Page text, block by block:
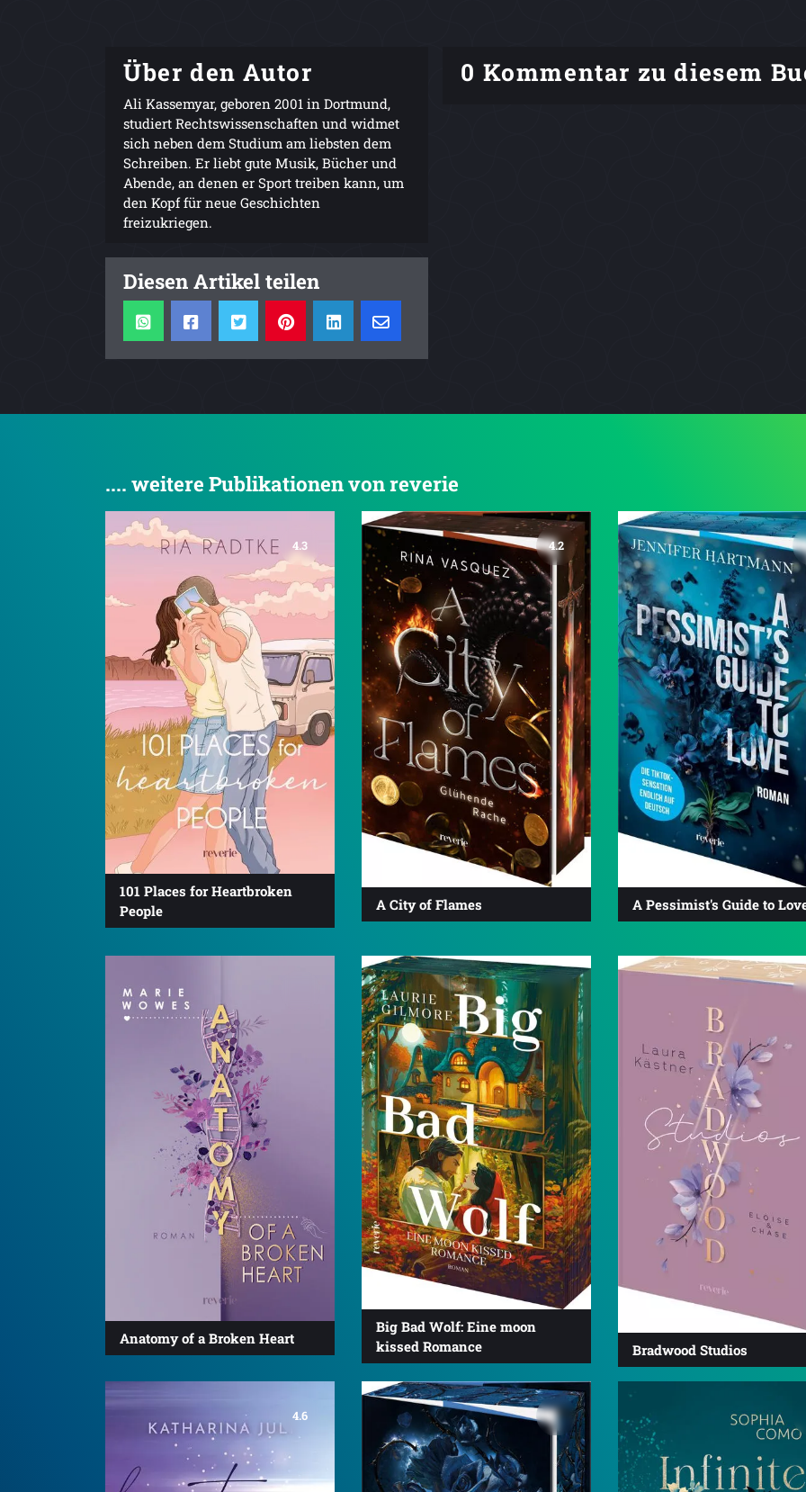
Über den Autor
Ali Kassemyar, geboren 2001 in Dortmund,
studiert Rechtswissenschaften und widmet
sich neben dem Studium am liebsten dem
Schreiben. Er liebt gute Musik, Bücher und
Abende, an denen er Sport treiben kann, um
den Kopf für neue Geschichten
freizukriegen.
Diesen Artikel teilen
0 Kommentar zu diesem
.... weitere Publikationen von reverie
4.3
101 Places for Heartbroken
People
4.2
A City of Flames A Pessimist's Guide to
Anatomy of a Broken Heart
Big Bad Wolf: Eine moon
kissed Romance
Bradwood Studios
4.6